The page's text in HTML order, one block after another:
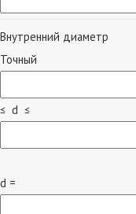
Внутренний диаметр
Точный
≤ d ≤
d =